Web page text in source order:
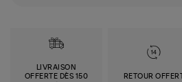
LIVRAISON
OFFERTE DÈS 150
RETOUR OFFERT